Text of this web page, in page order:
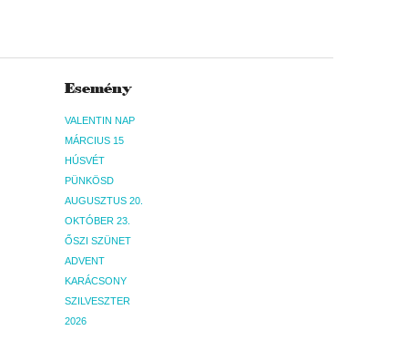
Esemény
VALENTIN NAP
MÁRCIUS 15
HÚSVÉT
PÜNKÖSD
AUGUSZTUS 20.
OKTÓBER 23.
ŐSZI SZÜNET
ADVENT
KARÁCSONY
SZILVESZTER
2026